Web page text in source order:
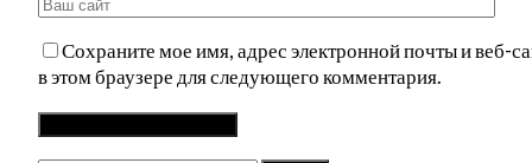
Сохраните мое имя, адрес электронной почты и веб-
в этом браузере для следующего комментария.